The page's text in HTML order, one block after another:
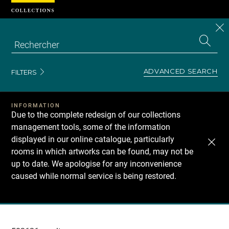
FILTERS ADVANCED SEARCH
INFORMATION
Due to the complete redesign of our collections
management tools, some of the information
displayed in our online catalogue, particularly
rooms in which artworks can be found, may not be
up to date. We apologise for any inconvenience
caused while normal service is being restored.
Recherche
Cookies management panel